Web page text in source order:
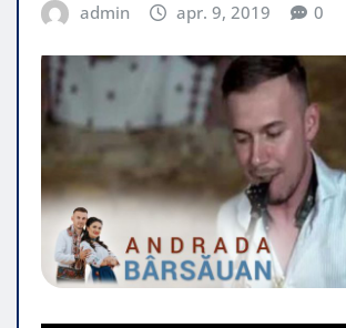
admin apr. 9, 2019 0